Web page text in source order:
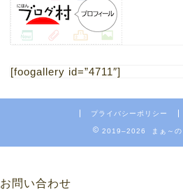
[foogallery id=”4711″]
プライバシーポリシー
2019–2026 まぁ～の
お問い合わせ
4.フリ